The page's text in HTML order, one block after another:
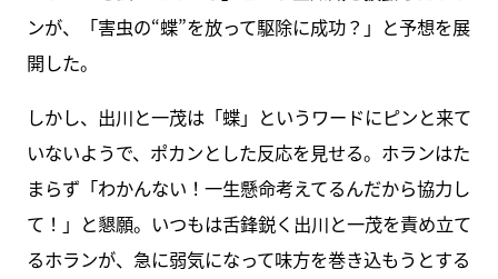
ンが、「害虫の“蝶”を放って駆除に成功？」と予想を展
開した。
しかし、出川と一茂は「蝶」というワードにピンと来て
いないようで、ポカンとした反応を見せる。ホランはた
まらず「わかんない！一生懸命考えてるんだから協力し
て！」と懇願。いつもは舌鋒鋭く出川と一茂を責め立て
るホランが、急に弱気になって味方を巻き込もうとする